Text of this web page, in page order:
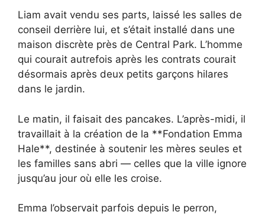
Liam avait vendu ses parts, laissé les salles de
conseil derrière lui, et s’était installé dans une
maison discrète près de Central Park. L’homme
qui courait autrefois après les contrats courait
désormais après deux petits garçons hilares
dans le jardin.
Le matin, il faisait des pancakes. L’après-midi, il
travaillait à la création de la **Fondation Emma
Hale**, destinée à soutenir les mères seules et
les familles sans abri — celles que la ville ignore
jusqu’au jour où elle les croise.
Emma l’observait parfois depuis le perron,